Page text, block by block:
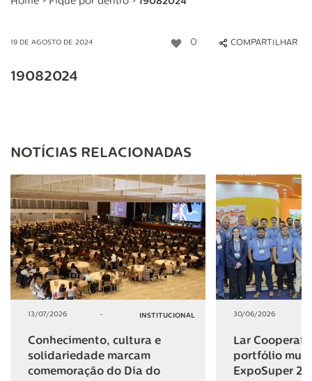
19 DE AGOSTO DE 2024 0 COMPARTILHAR
19082024
NOTÍCIAS RELACIONADAS
13/07/2026 - INSTITUCIONAL
Conhecimento, cultura e
solidariedade marcam
comemoração do Dia do
30/06/2026
Lar
portfólio
ExpoSuper